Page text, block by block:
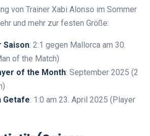
von Trainer Xabi Alonso im Sommer
und mehr zur festen Größe:
Saison: 2:1 gegen Mallorca am 30.
of the Match)
of the Month: September 2025 (2
Getafe: 1:0 am 23. April 2025 (Player